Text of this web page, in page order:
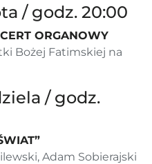
/ godz. 20:00
ORGANOWY
Bożej Fatimskiej na
/ godz.
Adam Sobierajski